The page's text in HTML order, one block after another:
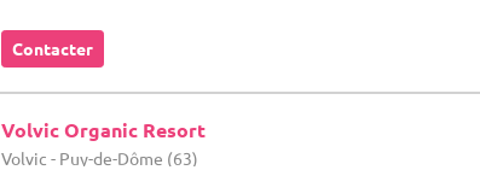
Contacter
Volvic Organic Resort
Volvic - Puy-de-Dôme (63)